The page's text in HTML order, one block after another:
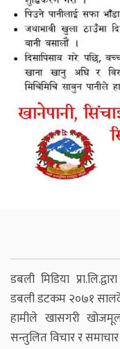
डबली मिडिया
डबली डटकम २०७१
हामीले खासगरी
सन्तुलित विचार र समाचार